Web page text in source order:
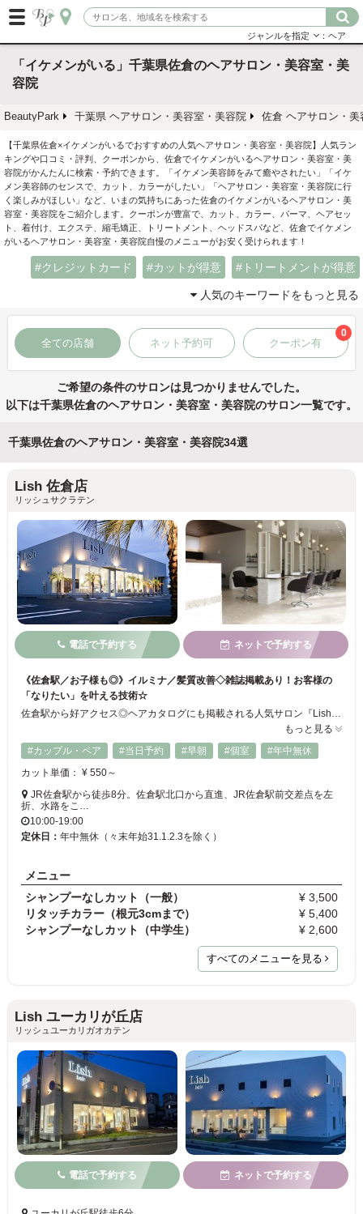
ジャンルを指定 ：ヘア
「イケメンがいる」千葉県佐倉のヘアサロン・美容室・美
容院
BeautyPark 千葉県 ヘアサロン・美容室・美容院 佐倉 ヘアサロン・美
【千葉県佐倉×イケメンがいるでおすすめの人気ヘアサロン・美容室・美容院】人気ラン
キングや口コミ・評判、クーポンから、佐倉でイケメンがいるヘアサロン・美容室・美
容院がかんたんに検索・予約できます。「イケメン美容師をみて癒やされたい」「イケ
メン美容師のセンスで、カット、カラーがしたい」「ヘアサロン・美容室・美容院に行
く楽しみがほしい」など、いまの気持ちにあった佐倉のイケメンがいるヘアサロン・美
容室・美容院をご紹介します。クーポンが豊富で、カット、カラー、パーマ、ヘアセッ
ト、着付け、エクステ、縮毛矯正、トリートメント、ヘッドスパなど、佐倉でイケメン
がいるヘアサロン・美容室・美容院自慢のメニューがお安く受けられます！
クレジットカード カットが得意 トリートメントが得意
人気のキーワードをもっと見る
全ての店舗 ネット予約可 クーポン有
0
ご希望の条件のサロンは見つかりませんでした。
以下は千葉県佐倉のヘアサロン・美容室・美容院のサロン一覧です。
千葉県佐倉のヘアサロン・美容室・美容院34選
Lish 佐倉店
リッシュサクラテン
電話で予約する ネットで予約する
《佐倉駅／お子様も◎》イルミナ／髪質改善◇雑誌掲載あり！お客様の
「なりたい」を叶える技術☆
佐倉駅から好アクセス◎ヘアカタログにも掲載される人気サロン『Lish』が新店舗をオープン！リゾート調の癒し空間☆彡キッズスペース完備でママさんのご利用も大歓迎♪高いカット技術と豊富なメニューでお客様の「なりたい」理想のスタイルを叶えます！再現性の高いスタイルはもちろん、TOKIOトリートメントやダメージを抑えたトレンドカラーでツヤツヤの美髪に♪
もっと見る
#カップル・ペア
#当日予約 #早朝 #個室
#年中無休
カット単価： ¥ 550～
JR佐倉駅から徒歩8分。佐倉駅北口から直進、JR佐倉駅前交差点を左
折、水路をこ…
10:00-19:00
定休日： 年中無休（々末年始31.1.2.3を除く）
メニュー
シャンプーなしカット（一般）
¥ 3,500
リタッチカラー（根元3cmまで）
¥ 5,400
シャンプーなしカット（中学生）
¥ 2,600
すべてのメニューを見る
Lish ユーカリが丘店
リッシュユーカリガオカテン
電話で予約する ネットで予約する